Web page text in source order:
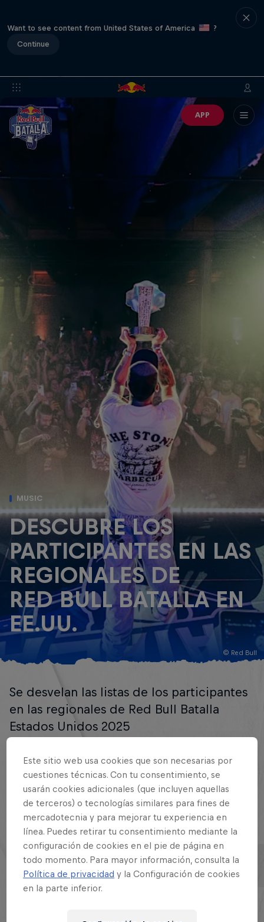
Want to see content from United States of America
?
Continue
APP
© Red Bull
MUSIC
DESCUBRE LOS
PARTICIPANTES EN LAS
REGIONALES DE
RED BULL BATALLA EN
EE.UU.
Se desvelan las listas de los participantes
en las regionales de Red Bull Batalla
Estados Unidos 2025
Por Red Bull Batalla
3 minutos de lectura
Publicado el 05.05.2025 · 14:17 UTC
Esta historia es parte de
Red Bull Batalla
Red Bull Batalla Chicago
Qualifier
14 Junio 2025
Este sitio web usa cookies que son necesarias por
cuestiones técnicas. Con tu consentimiento, se
usarán cookies adicionales (que incluyen aquellas
de terceros) o tecnologías similares para fines de
mercadotecnia y para mejorar tu experiencia en
línea. Puedes retirar tu consentimiento mediante la
configuración de cookies en el pie de página en
todo momento. Para mayor información, consulta la
Política de privacidad y la Configuración de cookies
en la parte inferior.